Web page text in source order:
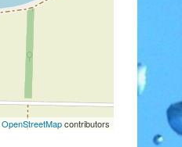
OpenStreetMapcontributors